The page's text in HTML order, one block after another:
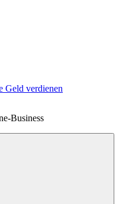
Geld verdienen
Business